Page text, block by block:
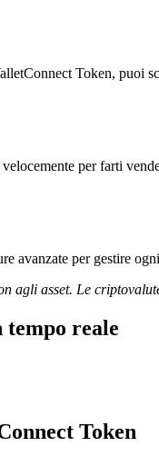
Token, puoi
per farti
avanzate per gestire
agli asset. Le
tempo reale
Token